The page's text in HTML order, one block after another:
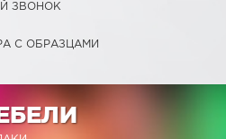
ЗВОНОК
С ОБРАЗЦАМИ